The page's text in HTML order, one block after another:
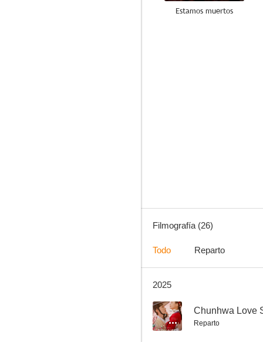
Estamos muertos
Mi amor de las estrellas
7.0
Filmografía (26)
Todo Reparto
2025
-- Chunhwa Love
Reparto